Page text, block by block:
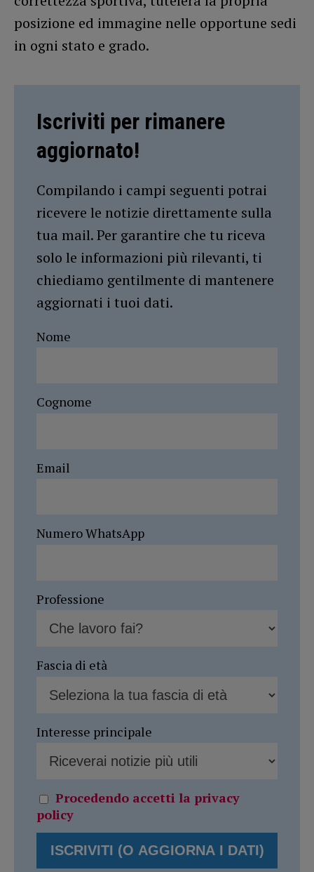
posizione ed immagine nelle opportune sedi
in ogni stato e grado.
Iscriviti per rimanere
aggiornato!
Compilando i campi seguenti potrai
ricevere le notizie direttamente sulla
tua mail. Per garantire che tu riceva
solo le informazioni più rilevanti, ti
chiediamo gentilmente di mantenere
aggiornati i tuoi dati.
Nome
Cognome
Email
Numero WhatsApp
Professione
Fascia di età
Interesse principale
Procedendo accetti la privacy
policy